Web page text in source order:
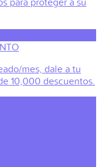
mes, dale a tu
10,000 descuentos.